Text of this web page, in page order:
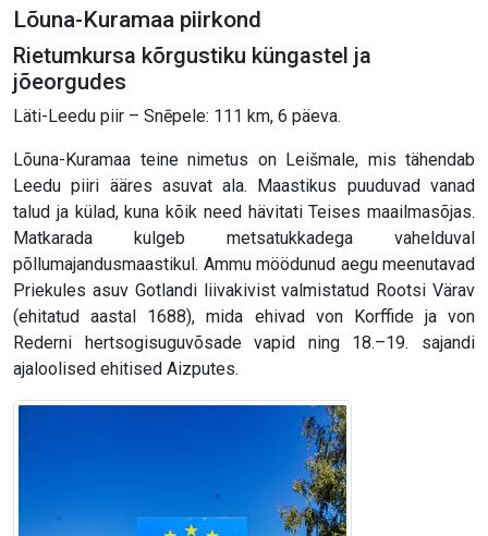
Lõuna-Kuramaa piirkond
Rietumkursa kõrgustiku küngastel ja
jõeorgudes
Läti-Leedu piir – Snēpele: 111 km, 6 päeva.
Lõuna-Kuramaa teine nimetus on Leišmale, mis tähendab
Leedu piiri ääres asuvat ala. Maastikus puuduvad vanad
talud ja külad, kuna kõik need hävitati Teises maailmasõjas.
Matkarada kulgeb metsatukkadega vahelduval
põllumajandusmaastikul. Ammu möödunud aegu meenutavad
Priekules asuv Gotlandi liivakivist valmistatud Rootsi Värav
(ehitatud aastal 1688), mida ehivad von Korffide ja von
Rederni hertsogisuguvõsade vapid ning 18.–19. sajandi
ajaloolised ehitised Aizputes.